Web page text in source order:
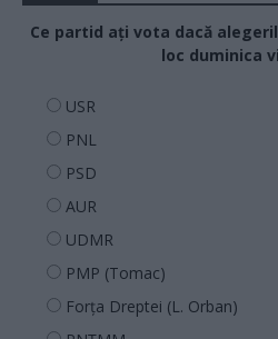
Ce partid ați vota dacă
loc duminica
USR
PNL
PSD
AUR
UDMR
PMP (Tomac)
Forța Dreptei (L. Orban)